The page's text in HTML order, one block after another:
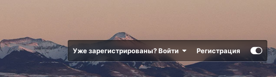
Уже зарегистрированы? Войти Регистрация